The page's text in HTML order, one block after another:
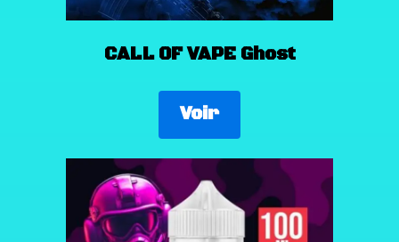
CALL OF VAPE Ghost
Voir